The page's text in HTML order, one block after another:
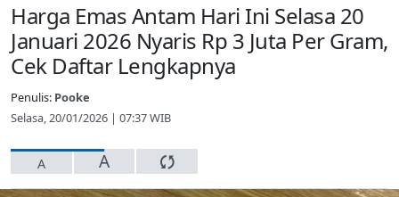
Harga Emas Antam Hari Ini Selasa 20
Januari 2026 Nyaris Rp 3 Juta Per Gram,
Cek Daftar Lengkapnya
Penulis: Pooke
Selasa, 20/01/2026 | 07:37 WIB
A A